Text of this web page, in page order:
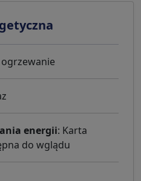
energii: Karta
do wglądu